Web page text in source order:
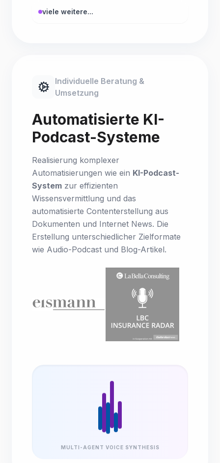
viele weitere...
Individuelle Beratung &
Umsetzung
Automatisierte KI-
Podcast-Systeme
Realisierung komplexer
Automatisierungen wie ein KI-Podcast-
System zur effizienten
Wissensvermittlung und das
automatisierte Contenterstellung aus
Dokumenten und Internet News. Die
Erstellung unterschiedlicher Zielformate
wie Audio-Podcast und Blog-Artikel.
MULTI-AGENT VOICE SYNTHESIS